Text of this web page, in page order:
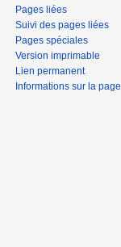
Pages liées
Suivi des pages liées
Pages spéciales
Version imprimable
Lien permanent
Informations sur la page